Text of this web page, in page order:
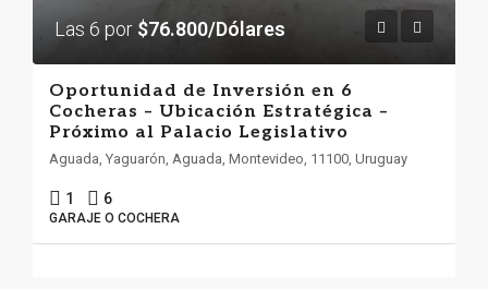
Las 6 por $76.800/Dólares
Oportunidad de Inversión en 6
Cocheras – Ubicación Estratégica –
Próximo al Palacio Legislativo
Aguada, Yaguarón, Aguada, Montevideo, 11100, Uruguay
1 6
GARAJE O COCHERA